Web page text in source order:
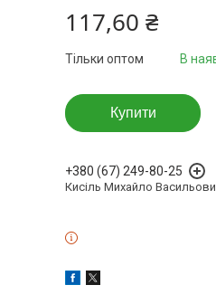
117,60 ₴
В
Тільки оптом
Купити
+380 (67) 249-80-25
Кисіль Михайло